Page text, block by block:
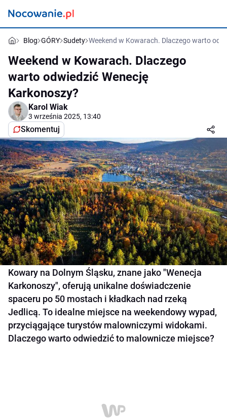
Blog GÓRY Sudety Weekend w Kowarach. Dlaczego warto
Weekend w Kowarach. Dlaczego
warto odwiedzić Wenecję
Karkonoszy?
Karol Wiak
3 września 2025, 13:40
Skomentuj
Kowary na Dolnym Śląsku, znane jako "Wenecja
Karkonoszy", oferują unikalne doświadczenie
spaceru po 50 mostach i kładkach nad rzeką
Jedlicą. To idealne miejsce na weekendowy wypad,
przyciągające turystów malowniczymi widokami.
Dlaczego warto odwiedzić to malownicze miejsce?